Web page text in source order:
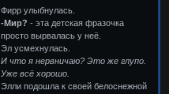
Фирр улыбнулась.
-Мир? - эта детская фразочка
просто вырвалась у неё.
Эл усмехнулась.
И что я нервничаю? Это же глупо.
Уже всё хорошо.
Элли подошла к своей белоснежной